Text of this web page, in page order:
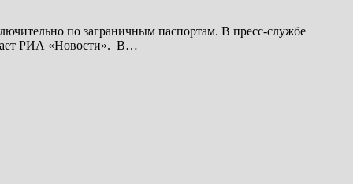
по заграничным паспортам. В пресс-службе
РИА «Новости». В…